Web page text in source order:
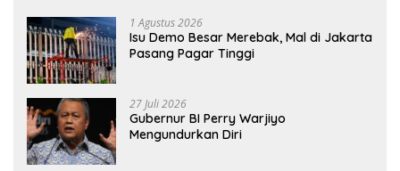
1 Agustus 2026
Isu Demo Besar Merebak, Mal di Jakarta
Pasang Pagar Tinggi
27 Juli 2026
Gubernur BI Perry Warjiyo
Mengundurkan Diri